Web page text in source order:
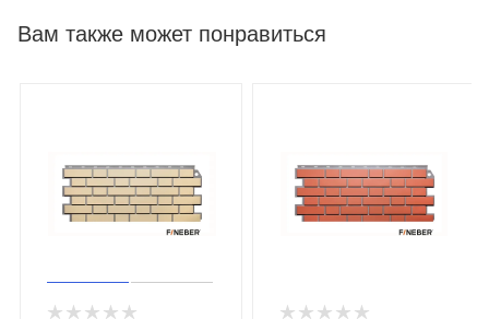
Вам также может понравиться